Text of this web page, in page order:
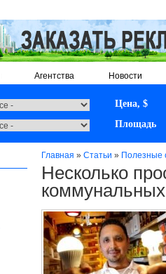
Агентства Новости
Цена, $
Площадь
Главная » Статьи » Полезные
Несколько